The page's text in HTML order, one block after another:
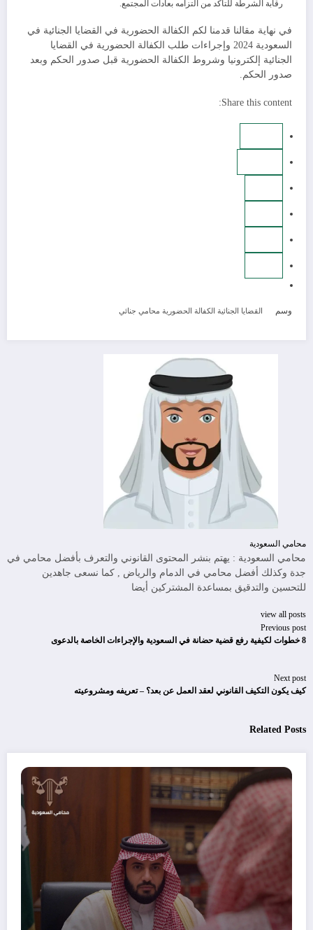
رقابة الشرطة للتأكد من التزامه بعادات المجتمع.
في نهاية مقالنا قدمنا لكم الكفالة الحضورية في القضايا الجنائية في
السعودية 2024 وإجراءات طلب الكفالة الحضورية في القضايا
الجنائية إلكترونيا وشروط الكفالة الحضورية قبل صدور الحكم وبعد
صدور الحكم.
Share this content:
وسم القضايا الجنائية الكفالة الحضورية محامي جنائي
محامي السعودية
محامي السعودية : يهتم بنشر المحتوى القانوني والتعرف بأفضل محامي في
جدة وكذلك أفضل محامي في الدمام والرياض , كما نسعى جاهدين
للتحسين والتدقيق بمساعدة المشتركين أيضا
view all posts
Previous post
8 خطوات لكيفية رفع قضية حضانة في السعودية والإجراءات الخاصة بالدعوى
Next post
كيف يكون التكيف القانوني لعقد العمل عن بعد؟ – تعريفه ومشروعيته
Related Posts